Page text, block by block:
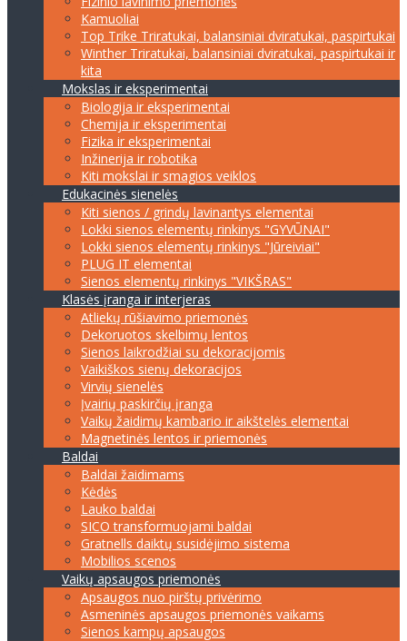
Kamuoliai
Top Trike Triratukai, balansiniai dviratukai, paspirtukai
Winther Triratukai, balansiniai dviratukai, paspirtukai ir
kita
Mokslas ir eksperimentai
Biologija ir eksperimentai
Chemija ir eksperimentai
Fizika ir eksperimentai
Inžinerija ir robotika
Kiti mokslai ir smagios veiklos
Edukacinės sienelės
Kiti sienos / grindų lavinantys elementai
Lokki sienos elementų rinkinys "GYVŪNAI"
Lokki sienos elementų rinkinys "Jūreiviai"
PLUG IT elementai
Sienos elementų rinkinys "VIKŠRAS"
Klasės įranga ir interjeras
Atliekų rūšiavimo priemonės
Dekoruotos skelbimų lentos
Sienos laikrodžiai su dekoracijomis
Vaikiškos sienų dekoracijos
Virvių sienelės
Įvairių paskirčių įranga
Vaikų žaidimų kambario ir aikštelės elementai
Magnetinės lentos ir priemonės
Baldai
Baldai žaidimams
Kėdės
Lauko baldai
SICO transformuojami baldai
Gratnells daiktų susidėjimo sistema
Mobilios scenos
Vaikų apsaugos priemonės
Apsaugos nuo pirštų privėrimo
Asmeninės apsaugos priemonės vaikams
Sienos kampų apsaugos